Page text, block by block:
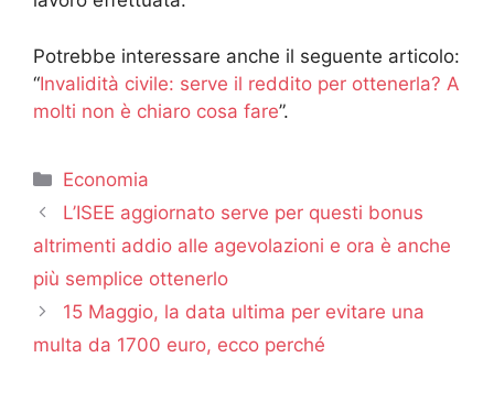
Potrebbe interessare anche il seguente articolo:
“Invalidità civile: serve il reddito per ottenerla? A
molti non è chiaro cosa fare”.
Categorie
Economia
L’ISEE aggiornato serve per questi bonus
altrimenti addio alle agevolazioni e ora è anche
più semplice ottenerlo
15 Maggio, la data ultima per evitare una
multa da 1700 euro, ecco perché